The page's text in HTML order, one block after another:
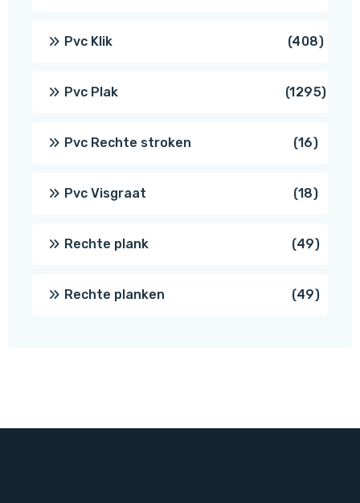
Pvc Klik 408408
Pvc Plak 12951295
Pvc Rechte stroken 1616
Pvc Visgraat 1818
Rechte plank 4949
Rechte planken 4949